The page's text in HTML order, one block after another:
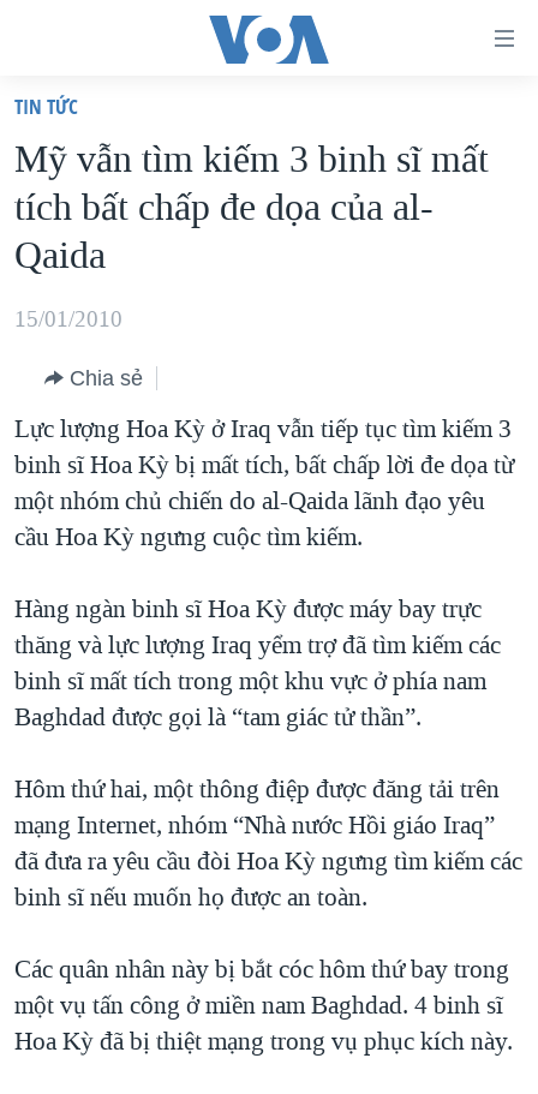
truy
cập
Tới
nội
dung
chính
hướng
chính
Đi
tới
VIỆT NAM
HOA KỲ
BIỂN ĐÔNG
THẾ GIỚI
DIỄN ĐÀN
MỤC
TỰ DO BÁO CHÍ
ĐỜI SỐNG
KINH TẾ
KHOA HỌC
SỨC KHOẺ
VĂN HOÁ
THỂ THAO
GIÁO DỤC
CHUYÊN ĐỀ
CHIẾN TRANH THƯƠNG MẠI CỦA MỸ: QUÁ KHỨ VÀ HIỆN
TẠI
MỘT NĂM CHIẾN TRANH TẠI DẢI GAZA
GIẢI MÃ VÀNH ĐAI & CON ĐƯỜNG
NGÀY TỊ NẠN THẾ GIỚI
GROUND ZERO – XƯA VÀ NAY
CHI PHÍ CHIẾN TRANH AFGHANISTAN
CÁC GIÁ TRỊ CỘNG HÒA Ở VIỆT NAM
TRỊNH VĨNH BÌNH VS. CHÍNH PHỦ VIỆT NAM
NGƯ DÂN VIỆT VÀ LÀN SÓNG TRỘM HẢI SÂM
HỌC TIẾNG ANH
NGHE
MẠNG XÃ HỘI
Ngôn ngữ khác
TIN TỨC
Mỹ vẫn tìm kiếm 3 binh sĩ mất
tích bất chấp đe dọa của al-
Qaida
15/01/2010
Chia sẻ
Lực lượng Hoa Kỳ ở Iraq vẫn tiếp tục tìm kiếm 3
binh sĩ Hoa Kỳ bị mất tích, bất chấp lời đe dọa từ
một nhóm chủ chiến do al-Qaida lãnh đạo yêu
cầu Hoa Kỳ ngưng cuộc tìm kiếm.
Hàng ngàn binh sĩ Hoa Kỳ được máy bay trực
thăng và lực lượng Iraq yểm trợ đã tìm kiếm các
binh sĩ mất tích trong một khu vực ở phía nam
Baghdad được gọi là “tam giác tử thần”.
Hôm thứ hai, một thông điệp được đăng tải trên
mạng Internet, nhóm “Nhà nước Hồi giáo Iraq”
đã đưa ra yêu cầu đòi Hoa Kỳ ngưng tìm kiếm các
binh sĩ nếu muốn họ được an toàn.
Các quân nhân này bị bắt cóc hôm thứ bay trong
một vụ tấn công ở miền nam Baghdad. 4 binh sĩ
Hoa Kỳ đã bị thiệt mạng trong vụ phục kích này.